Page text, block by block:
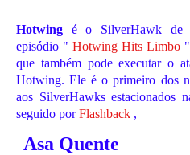
Hotwing é o SilverHawk de
episódio "Hotwing Hits Limbo
que também pode executar o
Hotwing. Ele é o primeiro dos
aos SilverHawks
seguido porFlashback ,
Asa Quente